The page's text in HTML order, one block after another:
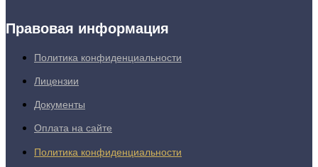
Правовая информация
Политика конфиденциальности
Лицензии
Документы
Оплата на сайте
Политика конфиденциальности